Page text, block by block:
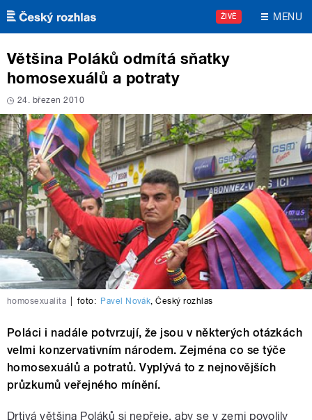
Přejít k hlavnímu obsahu
ŽIVĚ MENU
Většina Poláků odmítá sňatky
homosexuálů a potraty
24. březen 2010
homosexualita foto: Pavel Novák,Český rozhlas
Poláci i nadále potvrzují, že jsou v některých otázkách
velmi konzervativním národem. Zejména co se týče
homosexuálů a potratů. Vyplývá to z nejnovějších
průzkumů veřejného mínění.
Drtivá většina Poláků si nepřeje, aby se v zemi povolily